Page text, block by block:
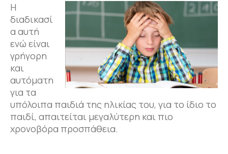
Η
διαδικασί
α αυτή
ενώ είναι
γρήγορη
και
αυτόματη
για τα
υπόλοιπα παιδιά της ηλικίας του, για το ίδιο το
παιδί, απαιτείται μεγαλύτερη και πιο
χρονοβόρα προσπάθεια.